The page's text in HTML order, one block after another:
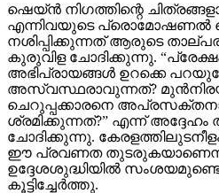
ഷെയ്ൻ നിഗത്തിന്റെ
എന്നിവയുടെ പ്രൊമോഷണൽ
നശിപ്പിക്കുന്നത് ആരുടെ
കുരുവിള ചോദിക്കുന്നു.
അഭിപ്രായങ്ങൾ ഉറക്കെ
അസ്വസ്ഥരാവുന്നത്?
ചെറുപ്പക്കാരനെ
ശ്രമിക്കുന്നത്?” എന്ന് അദ്ദേഹം
ചോദിക്കുന്നു.
ഈ പ്രവണത
ഉദ്ദേശശുദ്ധിയിൽ
കൂട്ടിച്ചേർത്തു.